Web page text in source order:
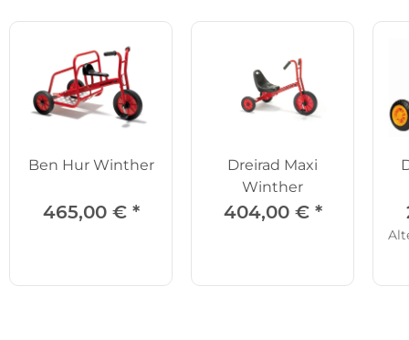
Ben Hur Winther
465,00 € *
Dreirad Maxi
Winther
404,00 € *